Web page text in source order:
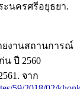
ะนครศรีอยุธยา.
ยงานสถานการณ์
ปี 2560
จาก